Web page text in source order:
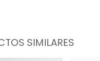
SIMILARES